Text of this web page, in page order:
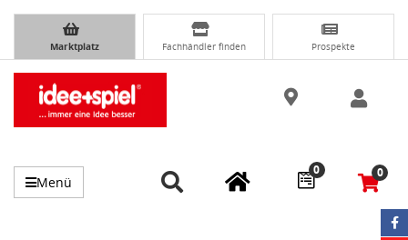
Marktplatz Fachhändler finden Prospekte
Menü
0 0